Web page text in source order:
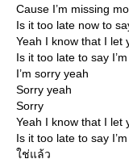
Cause I’m missing
Is it too late now to
Yeah I know that I let
Is it too late to say
I’m sorry yeah
Sorry yeah
Sorry
Yeah I know that I let
Is it too late to say
ช่แล้ว